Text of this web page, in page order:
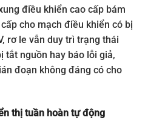
điều khiển cao cấp bám
cho mạch điều khiển có bị
rơ le vẫn duy trì trạng thái
tắt nguồn hay báo lỗi giả,
đoạn không đáng có cho
thị tuần hoàn tự động